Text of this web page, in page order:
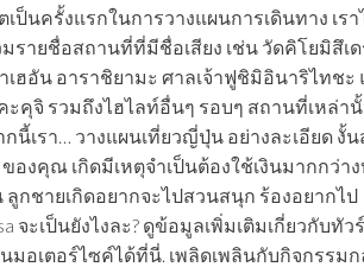
เป็นครั้งแรกในการวางแผนการเดินทาง เรา
รายชื่อสถานที่ที่มีชื่อเสียง เช่น วัดคิโยมิสึเด
เฮอัน อาราชิยามะ ศาลเจ้าฟูชิมิอินาริไทชะ
ะคุจิ รวมถึงไฮไลท์อื่นๆ รอบๆ สถานที่เหล่า
นี้เรา… วางแผนเที่ยวญี่ปุ่น อย่างละเอียด งั้
องคุณ เกิดมีเหตุจำเป็นต้องใช้เงินมากกว่า
ลูกชายเกิดอยากจะไปสวนสนุก ร้องอยากไป
จะเป็นยังไงละ? ดูข้อมูลเพิ่มเติมเกี่ยวกับทัว
มอเตอร์ไซค์ได้ที่นี่. เพลิดเพลินกับกิจกรรมก